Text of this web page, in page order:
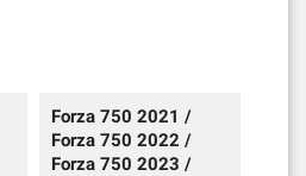
Forza 750 2021 /
Forza 750 2022 /
Forza 750 2023 /